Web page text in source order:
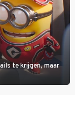
te krijgen, maar